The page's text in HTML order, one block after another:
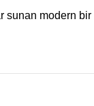
sunan modern